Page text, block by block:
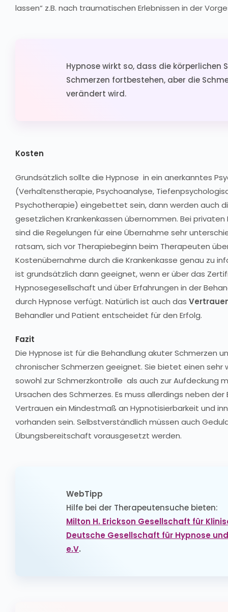
lassen“ z.B. nach traumatischen Erlebnissen in der
Hypnose wirkt so, dass die körperlichen
Schmerzen fortbestehen, aber die
verändert wird.
Kosten
Grundsätzlich sollte die Hypnose in ein anerkanntes
(Verhaltenstherapie, Psychoanalyse,
Psychotherapie) eingebettet sein, dann werden auch
gesetzlichen Krankenkassen übernommen. Bei privaten
sind die Regelungen für eine Übernahme sehr
ratsam, sich vor Therapiebeginn beim Therapeuten
Kostenübernahme durch die Krankenkasse genau zu
ist grundsätzlich dann geeignet, wenn er über das
Hypnosegesellschaft und über Erfahrungen in der
durch Hypnose verfügt. Natürlich ist auch das
Behandler und Patient entscheidet für den Erfolg.
Fazit
Die Hypnose ist für die Behandlung akuter Schmerzen
chronischer Schmerzen geeignet. Sie bietet einen sehr
sowohl zur Schmerzkontrolle als auch zur Aufdeckung
Ursachen des Schmerzes. Es muss allerdings neben
Vertrauen ein Mindestmaß an Hypnotisierbarkeit und
vorhanden sein. Selbstverständlich müssen auch
Übungsbereitschaft vorausgesetzt werden.
WebTipp
Hilfe bei der Therapeutensuche bieten:
Milton H. Erickson Gesellschaft für
Deutsche Gesellschaft für Hypnose
e.V.